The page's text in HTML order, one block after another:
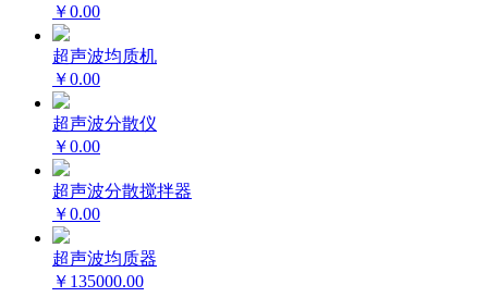
￥0.00
超声波均质机
￥0.00
超声波分散仪
￥0.00
超声波分散搅拌器
￥0.00
超声波均质器
￥135000.00